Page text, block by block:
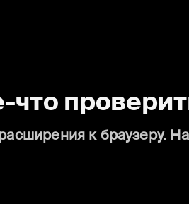
что
к браузеру.